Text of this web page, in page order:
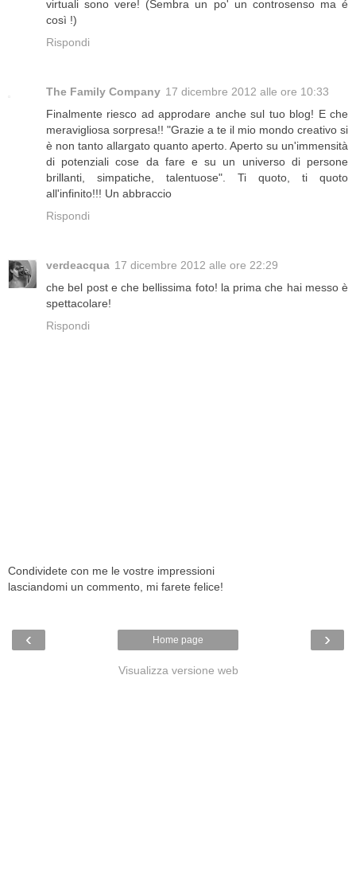
virtuali sono vere! (Sembra un po' un controsenso ma é
così !)
Rispondi
The Family Company 17 dicembre 2012 alle ore 10:33
Finalmente riesco ad approdare anche sul tuo blog! E che
meravigliosa sorpresa!! "Grazie a te il mio mondo creativo si
è non tanto allargato quanto aperto. Aperto su un'immensità
di potenziali cose da fare e su un universo di persone
brillanti, simpatiche, talentuose". Ti quoto, ti quoto
all'infinito!!! Un abbraccio
Rispondi
verdeacqua 17 dicembre 2012 alle ore 22:29
che bel post e che bellissima foto! la prima che hai messo è
spettacolare!
Rispondi
Condividete con me le vostre impressioni
lasciandomi un commento, mi farete felice!
‹ ›
Home page
Visualizza versione web